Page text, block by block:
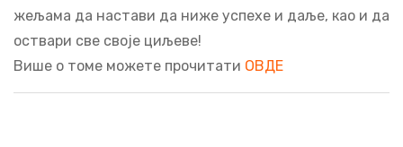
жељама да настави да ниже успехе и даље, као и да
оствари све своје циљеве!
Више о томе можете прочитати ОВДЕ